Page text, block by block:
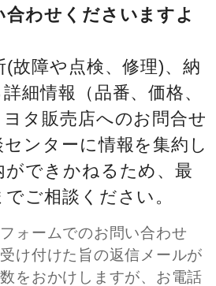
わせくださいますよ
故障や点検、修理)、納
細情報（品番、価格、
タ販売店へのお問合せ
ンターに情報を集約し
できかねるため、最
ご相談ください。
ォームでのお問い合わせ
け付けた旨の返信メールが
をおかけしますが、お電話